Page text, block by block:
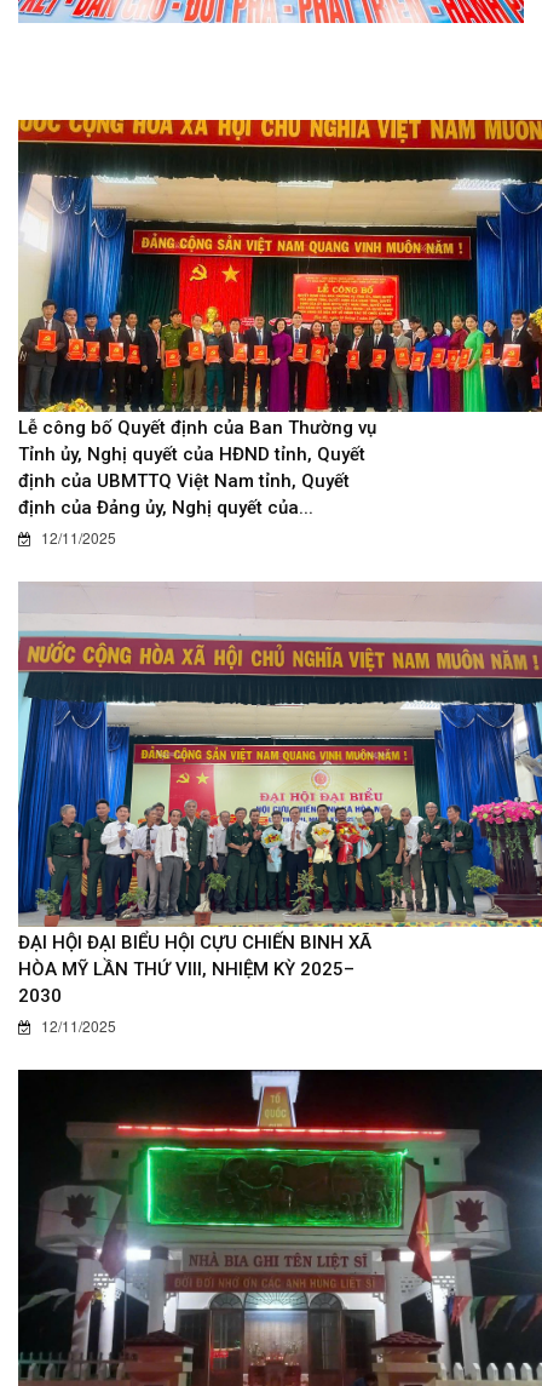
Lễ công bố Quyết định của Ban Thường vụ
Tỉnh ủy, Nghị quyết của HĐND tỉnh, Quyết
định của UBMTTQ Việt Nam tỉnh, Quyết
định của Đảng ủy, Nghị quyết của...
12/11/2025
ĐẠI HỘI ĐẠI BIỂU HỘI CỰU CHIẾN BINH XÃ
HÒA MỸ LẦN THỨ VIII, NHIỆM KỲ 2025–
2030
12/11/2025